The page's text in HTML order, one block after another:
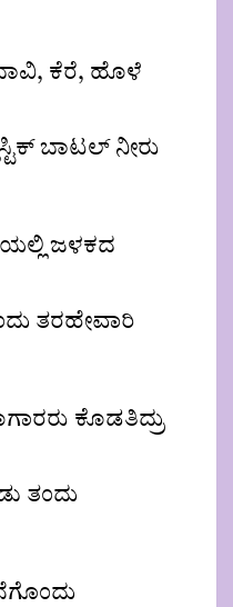
ಕೆರೆ, ಹೊಳೆ
ಬಾಟಲ್ ನೀರು
ಜಳಕದ
ತರಹೇವಾರಿ
ಕೊಡತಿದ್ರು
ತಂದು